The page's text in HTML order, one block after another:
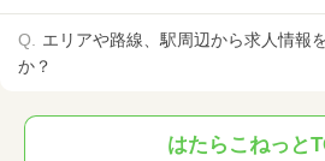
エリアや路線、駅周辺から求人情報
か？
はたらこねっと